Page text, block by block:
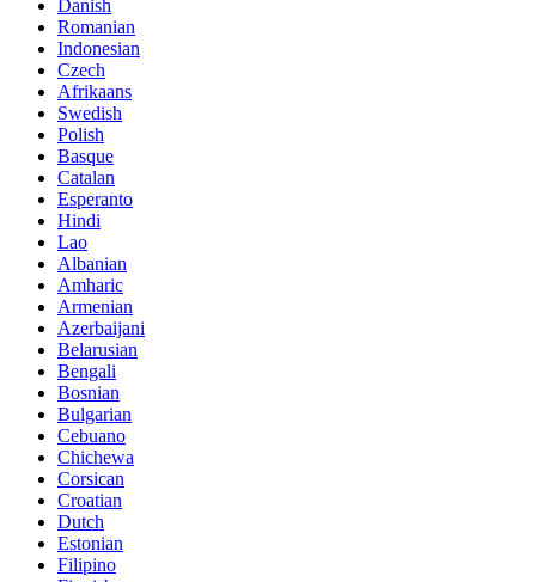
Danish
Romanian
Indonesian
Czech
Afrikaans
Swedish
Polish
Basque
Catalan
Esperanto
Hindi
Lao
Albanian
Amharic
Armenian
Azerbaijani
Belarusian
Bengali
Bosnian
Bulgarian
Cebuano
Chichewa
Corsican
Croatian
Dutch
Estonian
Filipino